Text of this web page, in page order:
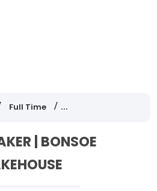
Full Time Lowongan Kerja
| BONSOE